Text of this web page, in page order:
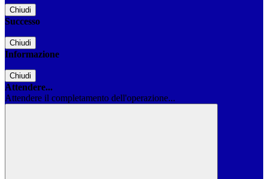
Chiudi
Successo
Chiudi
Informazione
Chiudi
Attendere...
Attendere il completamento dell'operazione...